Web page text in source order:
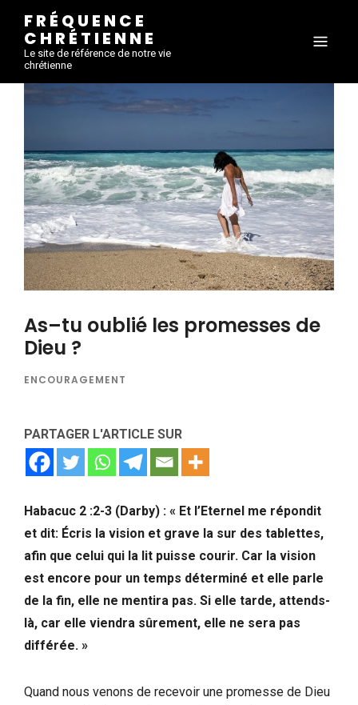
FRÉQUENCE
CHRÉTIENNE
Le site de référence de notre vie
chrétienne
As–tu oublié les promesses de
Dieu ?
ENCOURAGEMENT
PARTAGER L'ARTICLE SUR
Habacuc 2 :2-3 (Darby) : « Et l’Eternel me répondit
et dit: Écris la vision et grave la sur des tablettes,
afin que celui qui la lit puisse courir. Car la vision
est encore pour un temps déterminé et elle parle
de la fin, elle ne mentira pas. Si elle tarde, attends-
là, car elle viendra sûrement, elle ne sera pas
différée. »
Quand nous venons de recevoir une promesse de Dieu